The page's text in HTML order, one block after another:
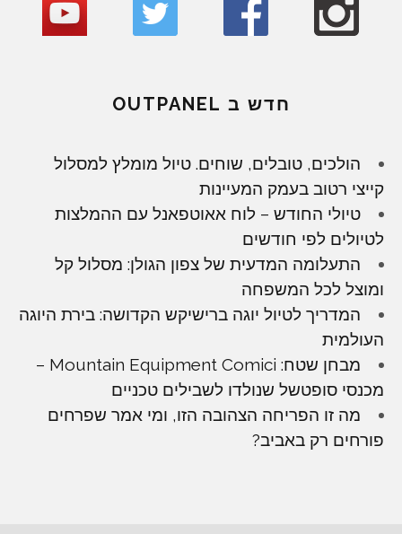
חדש ב OUTPANEL
הולכים, טובלים, שוחים. טיול מומלץ למסלול
קייצי רטוב בעמק המעיינות
טיולי החודש – לוח אאוטפאנל עם ההמלצות
לטיולים לפי חודשים
התעלומה המדעית של צפון הגולן: מסלול קל
ומוצל לכל המשפחה
המדריך לטיול יוגה ברישיקש הקדושה: בירת היוגה
העולמית
מבחן שטח: Mountain Equipment Comici –
מכנסי סופטשל שנולדו לשבילים טכניים
מה זו הפריחה הצהובה הזו, ומי אמר שפרחים
פורחים רק באביב?